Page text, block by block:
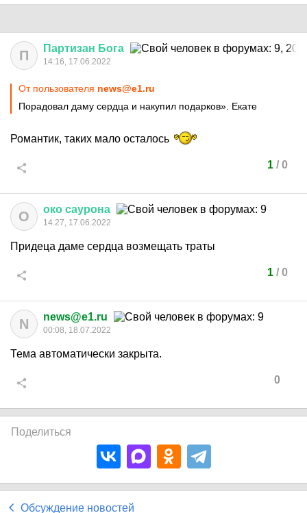
П Партизан Бога
14:16, 17.06.2022
От пользователя news@e1.ru
Порадовал даму сердца и накупил подарков». Екате
Романтик, таких мало осталось
1/ 0
О око саурона
14:27, 17.06.2022
Придеца даме сердца возмещать траты
1/ 0
N news@e1.ru
00:08, 18.07.2022
Тема автоматически закрыта.
0
Поделиться
Обсуждение новостей